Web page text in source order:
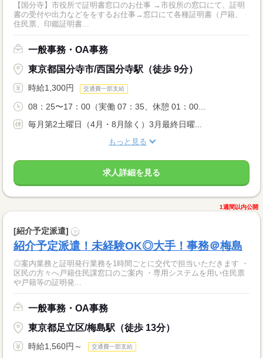
【国分寺】市役所で証明書窓口のお仕事 →市役所の窓口にて、証明
書の受付や出力などををするお仕事→窓口にて各種証明書（戸籍、
住民票、印鑑証明書...
一般事務・OA事務
東京都国分寺市/西国分寺駅（徒歩 9分）
時給1,300円 交通費一部支給
08：25〜17：00（実働 07：35、休憩 01：00...
毎月第2土曜日（4月・8月除く）3月最終日曜...
もっと見る
求人詳細を見る
1週間以内公開
[紹介予定派遣] ?
紹介予定派遣！未経験OK◎大手！事務＠梅島
◎案内業務と証明発行業務を1時間ごとに交代で担当いただきます ・
区民の方々へ戸籍住民課窓口のご案内 ・専用システムを用い住民票
や戸籍等の証明発...
一般事務・OA事務
東京都足立区/梅島駅（徒歩 13分）
時給1,560円～ 交通費一部支給